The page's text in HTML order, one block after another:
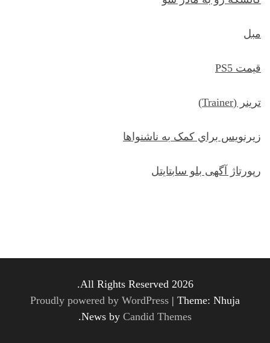
مبل
قیمت PS5
ترينر (Trainer)
زيرنويس براي کمک به ناشنواها
رپورتاژ آگهی بلو سابتایتل
All Rights Reserved 2026.
Proudly powered by WordPress | Theme: Nhuja
News by Candid Themes
.